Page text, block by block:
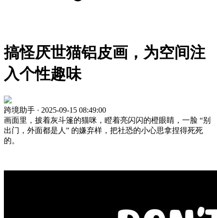
搞怪厌世猫铝皮画，为空间注
入个性趣味
跨境助手 · 2025-09-15 08:49:00
画面里，披着灰斗篷的猫咪，瞪着亮闪闪的橙眼睛，一脸 “别
出门，外面都是人” 的嫌弃样，把社恐的小心思拿捏得死死
的。